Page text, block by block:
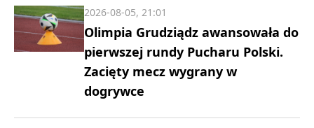
Olimpia Grudziądz awansowała do
pierwszej rundy Pucharu Polski.
Zacięty mecz wygrany w
dogrywce
2026-08-05, 21:01